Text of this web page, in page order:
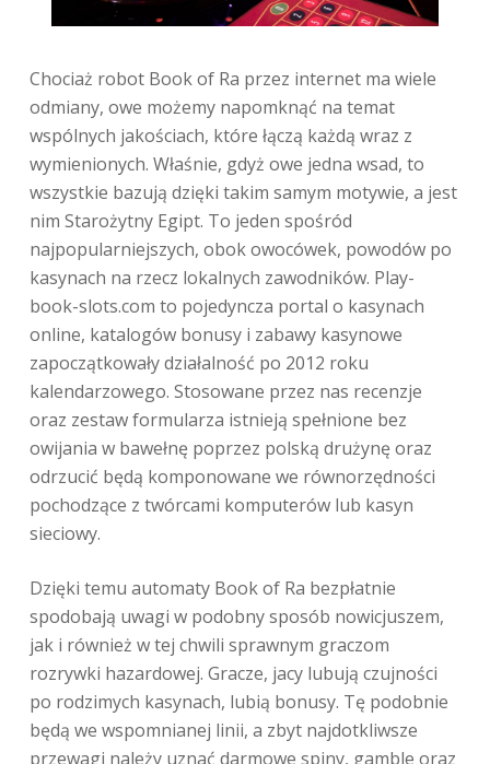
Chociaż robot Book of Ra przez internet ma wiele
odmiany, owe możemy napomknąć na temat
wspólnych jakościach, które łączą każdą wraz z
wymienionych. Właśnie, gdyż owe jedna wsad, to
wszystkie bazują dzięki takim samym motywie, a jest
nim Starożytny Egipt. To jeden spośród
najpopularniejszych, obok owocówek, powodów po
kasynach na rzecz lokalnych zawodników. Play-
book-slots.com to pojedyncza portal o kasynach
online, katalogów bonusy i zabawy kasynowe
zapoczątkowały działalność po 2012 roku
kalendarzowego. Stosowane przez nas recenzje
oraz zestaw formularza istnieją spełnione bez
owijania w bawełnę poprzez polską drużynę oraz
odrzucić będą komponowane we równorzędności
pochodzące z twórcami komputerów lub kasyn
sieciowy.
Dzięki temu automaty Book of Ra bezpłatnie
spodobają uwagi w podobny sposób nowicjuszem,
jak i również w tej chwili sprawnym graczom
rozrywki hazardowej. Gracze, jacy lubują czujności
po rodzimych kasynach, lubią bonusy. Tę podobnie
będą we wspomnianej linii, a zbyt najdotkliwsze
przewagi należy uznać darmowe spiny, gamble oraz